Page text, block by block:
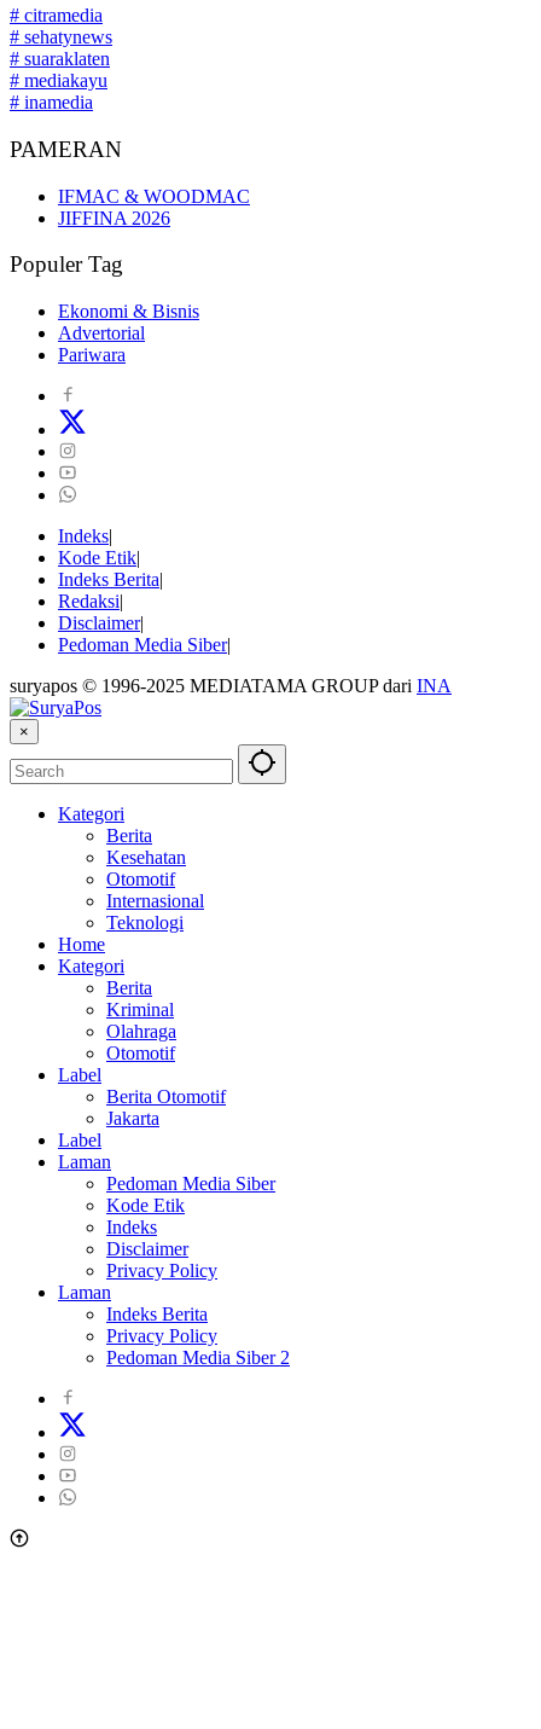
# citramedia
# sehatynews
# suaraklaten
# mediakayu
# inamedia
PAMERAN
IFMAC & WOODMAC
JIFFINA 2026
Populer Tag
Ekonomi & Bisnis
Advertorial
Pariwara
Indeks
Kode Etik
Indeks Berita
Redaksi
Disclaimer
Pedoman Media Siber
suryapos © 1996-2025 MEDIATAMA GROUP dari INA
×
Kategori
Berita
Kesehatan
Otomotif
Internasional
Teknologi
Home
Kategori
Berita
Kriminal
Olahraga
Otomotif
Label
Berita Otomotif
Jakarta
Label
Laman
Pedoman Media Siber
Kode Etik
Indeks
Disclaimer
Privacy Policy
Laman
Indeks Berita
Privacy Policy
Pedoman Media Siber 2